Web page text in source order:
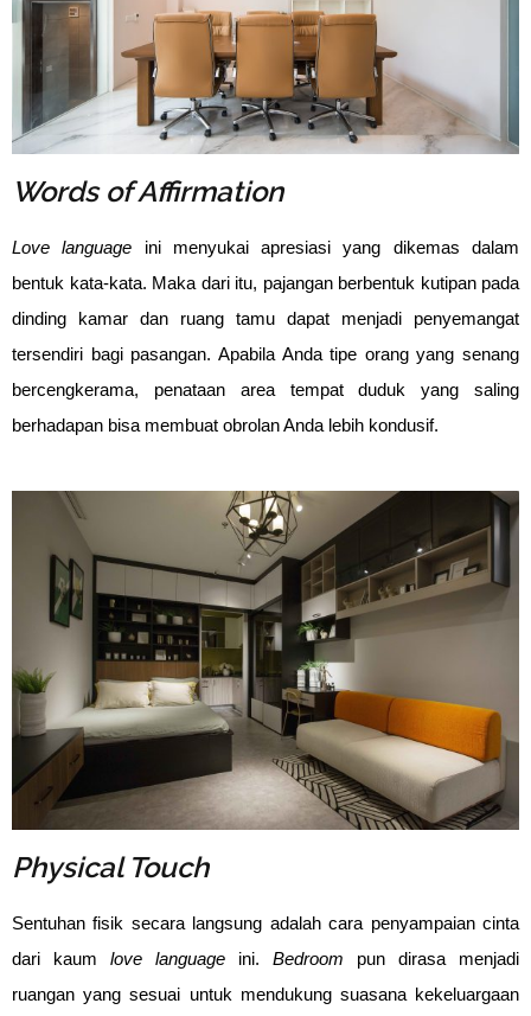
Words of Affirmation
Love language ini menyukai apresiasi yang dikemas dalam
bentuk kata-kata. Maka dari itu, pajangan berbentuk kutipan pada
dinding kamar dan ruang tamu dapat menjadi penyemangat
tersendiri bagi pasangan. Apabila Anda tipe orang yang senang
bercengkerama, penataan area tempat duduk yang saling
berhadapan bisa membuat obrolan Anda lebih kondusif.
Physical Touch
Sentuhan fisik secara langsung adalah cara penyampaian cinta
dari kaum love language ini. Bedroom pun dirasa menjadi
ruangan yang sesuai untuk mendukung suasana kekeluargaan